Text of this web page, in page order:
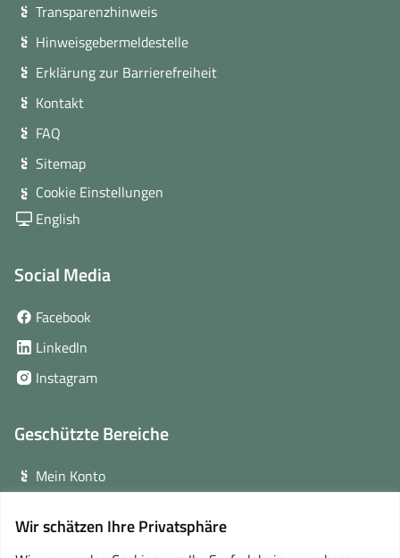
Wir schätzen Ihre Privatsphäre
Transparenzhinweis
Hinweisgebermeldestelle
Erklärung zur Barrierefreiheit
Kontakt
FAQ
Sitemap
Cookie Einstellungen
English
Social Media
Facebook
Fenster)
LinkedIn
neuem
Instagram(öffnet
Fenster)
Geschützte Bereiche
Mein Konto
Online-Lernplattform(öffnet